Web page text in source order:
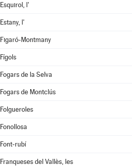
Esquirol, l'
Estany, l'
Figaró-Montmany
Fígols
Fogars de la Selva
Fogars de Montclús
Folgueroles
Fonollosa
Font-rubí
Franqueses del Vallès, les